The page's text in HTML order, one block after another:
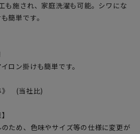
も施され、家庭洗濯も可能。シワにな
簡単です。
ロン掛けも簡単です。
》 (当社比)
ため、色味やサイズ等の仕様に変更が